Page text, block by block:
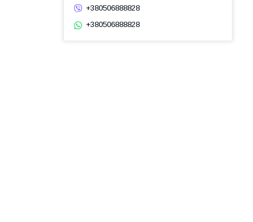
+380506888828
+380506888828